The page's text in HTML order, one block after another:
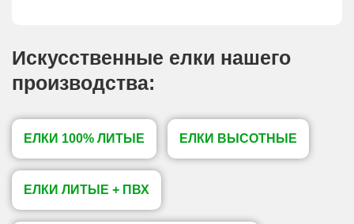
Искусственные елки нашего
производства:
ЕЛКИ 100% ЛИТЫЕ ЕЛКИ ВЫСОТНЫЕ
ЕЛКИ ЛИТЫЕ + ПВХ